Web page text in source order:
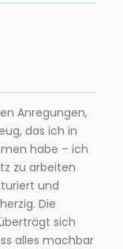
Anregungen,
das ich in
habe – ich
zu arbeiten
und
Die
sich
alles machbar